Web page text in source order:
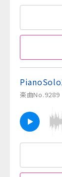
楽曲No.9289